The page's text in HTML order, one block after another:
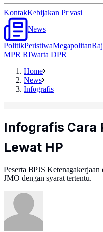
KontakKebijakan Privasi
News
PolitikPeristiwaMegapolitan
MPR RIWarta DPR
Home
News
Infografis
Infografis Cara
Lewat HP
Peserta BPJS
JMO dengan syarat tertentu.